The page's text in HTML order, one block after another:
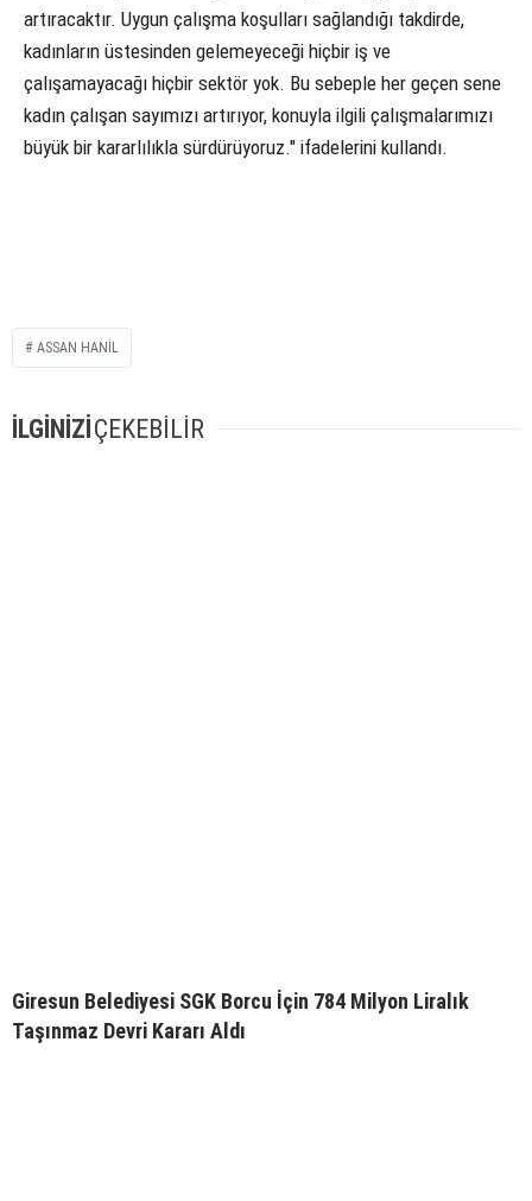
artıracaktır. Uygun çalışma koşulları sağlandığı takdirde,
kadınların üstesinden gelemeyeceği hiçbir iş ve
çalışamayacağı hiçbir sektör yok. Bu sebeple her geçen sene
kadın çalışan sayımızı artırıyor, konuyla ilgili çalışmalarımızı
büyük bir kararlılıkla sürdürüyoruz." ifadelerini kullandı.
ASSAN HANIL
İLGİNİZİÇEKEBİLİR
Giresun Belediyesi SGK Borcu İçin 784 Milyon Liralık
Taşınmaz Devri Kararı Aldı